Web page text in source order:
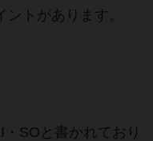
トがあります。
SOと書かれており